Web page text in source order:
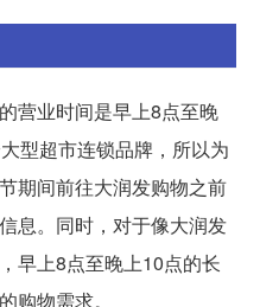
营业时间是早上8点至晚
型超市连锁品牌，所以为
期间前往大润发购物之前
息。同时，对于像大润发
早上8点至晚上10点的长
购物需求。